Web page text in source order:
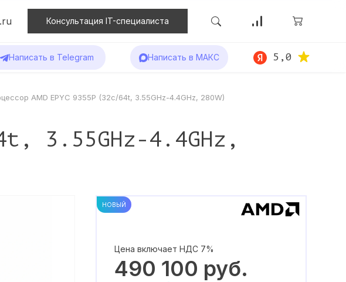
Консультация IT-специалиста
Написать в Telegram Написать в МАКС 5,0
AMD EPYC 9355P (32c/64t, 3.55GHz-4.4GHz, 280W)
3.55GHz-4.4GHz,
НОВЫЙ
Цена включает НДС 7%
490 100 руб.